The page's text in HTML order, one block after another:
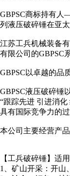
GBPSC商标持有人
列液压破碎锤在亚
江苏工兵机械装备
有限公司的GBPSC
GBPSC以卓越的品
GBPSC液压破碎锤
“跟踪先进 引进消
具有国际竞争力的
本公司主要经营产
【工兵破碎锤】适
1、矿山开采：开山